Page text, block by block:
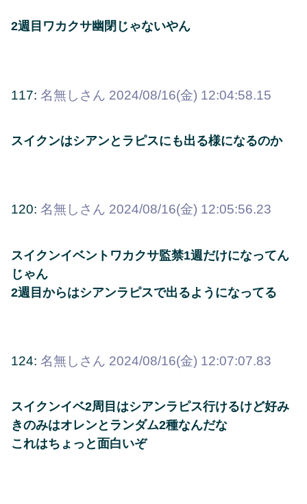
2週目ワカクサ幽閉じゃないやん
117: 名無しさん 2024/08/16(金) 12:04:58.15
スイクンはシアンとラピスにも出る様になるのか
120: 名無しさん 2024/08/16(金) 12:05:56.23
スイクンイベントワカクサ監禁1週だけになってん
じゃん
2週目からはシアンラピスで出るようになってる
124: 名無しさん 2024/08/16(金) 12:07:07.83
スイクンイベ2周目はシアンラピス行けるけど好み
きのみはオレンとランダム2種なんだな
これはちょっと面白いぞ